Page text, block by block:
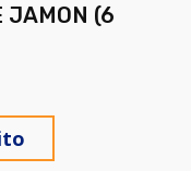
JAMON (6